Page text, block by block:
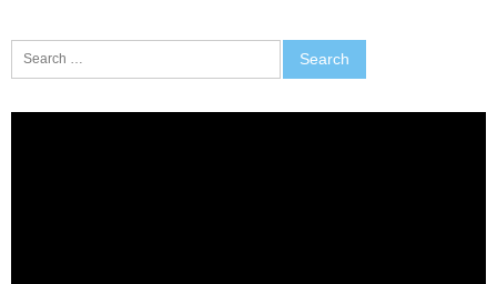
for: